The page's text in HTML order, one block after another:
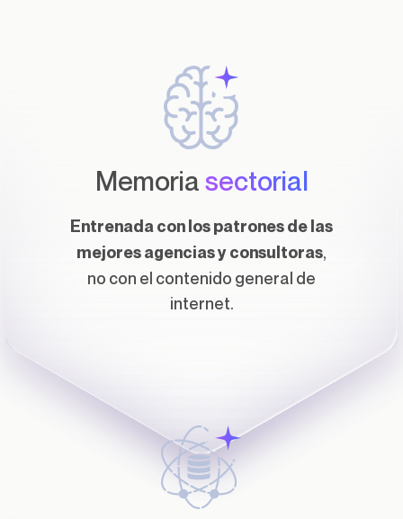
Memoriasectorial
Entrenada con los patrones de las
mejores agencias y consultoras,
no con el contenido general de
internet.